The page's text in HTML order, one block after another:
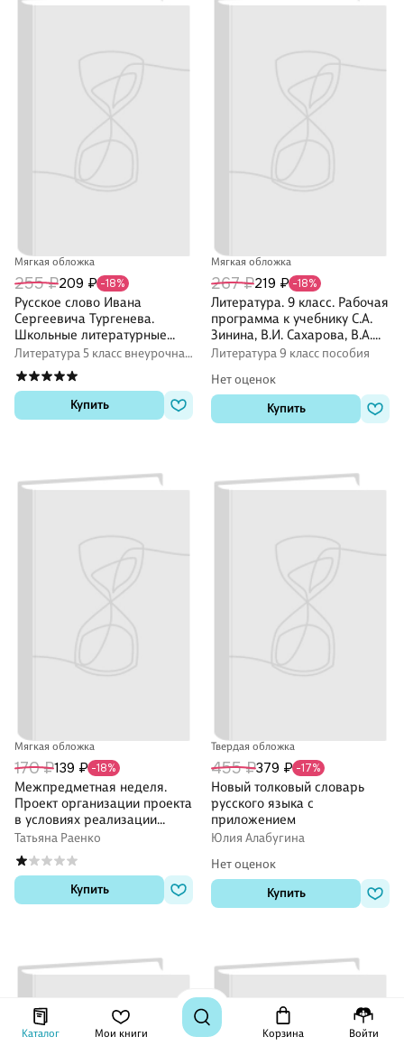
Каталог Мои книги Корзина Войти
Мягкая обложка
255 ₽209 ₽ -18%
Русское слово Ивана
Сергеевича Тургенева.
Школьные литературные
концерты, вечера,
викторины, конкурс
Литература 5 класс внеурочная
деятельность
Купить
Мягкая обложка
267 ₽219 ₽ -18%
Литература. 9 класс. Рабочая
программа к учебнику С.А.
Зинина, В.И. Сахарова, В.А.
Чалмаева "Литература. 9
Литература 9 класс пособия
Нет оценок
Купить
Мягкая обложка
170 ₽139 ₽ -18%
Межпредметная неделя.
Проект организации проекта
в условиях реализации
ФГОС основного общего
образования
Татьяна Раенко
Купить
Твердая обложка
455 ₽379 ₽ -17%
Новый толковый словарь
русского языка с
приложением
Юлия Алабугина
Нет оценок
Купить